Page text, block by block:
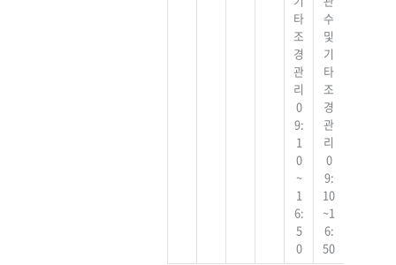
타
조
경
관
리
0
9:
1
0
~
1
6:
5
0
수
및
기
타
조
경
관
리
0
9:
10
~1
6:
50